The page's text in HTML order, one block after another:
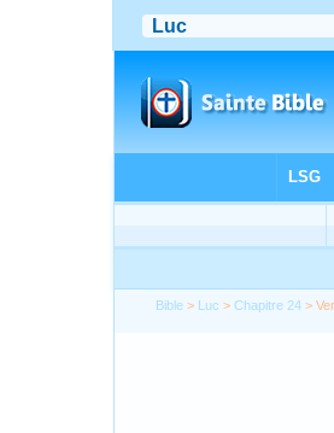
Bible > Luc >Chapitre 24 >